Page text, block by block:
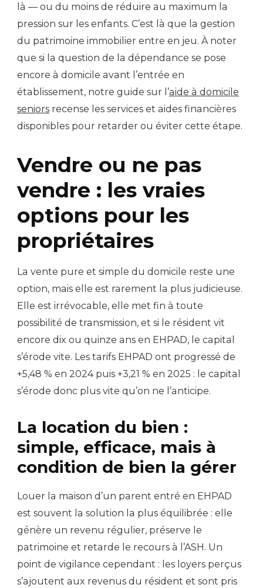
là — ou du moins de réduire au maximum la
pression sur les enfants. C’est là que la gestion
du patrimoine immobilier entre en jeu. À noter
que si la question de la dépendance se pose
encore à domicile avant l’entrée en
établissement, notre guide sur l’aide à domicile
seniors recense les services et aides financières
disponibles pour retarder ou éviter cette étape.
Vendre ou ne pas
vendre : les vraies
options pour les
propriétaires
La vente pure et simple du domicile reste une
option, mais elle est rarement la plus judicieuse.
Elle est irrévocable, elle met fin à toute
possibilité de transmission, et si le résident vit
encore dix ou quinze ans en EHPAD, le capital
s’érode vite. Les tarifs EHPAD ont progressé de
+5,48 % en 2024 puis +3,21 % en 2025 : le capital
s’érode donc plus vite qu’on ne l’anticipe.
La location du bien :
simple, efficace, mais à
condition de bien la gérer
Louer la maison d’un parent entré en EHPAD
est souvent la solution la plus équilibrée : elle
génère un revenu régulier, préserve le
patrimoine et retarde le recours à l’ASH. Un
point de vigilance cependant : les loyers perçus
s’ajoutent aux revenus du résident et sont pris